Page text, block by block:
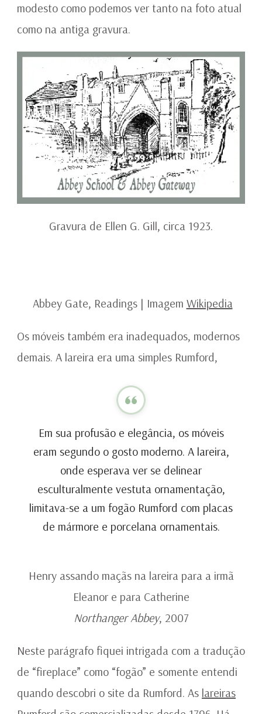
modesto como podemos ver tanto na foto atual
como na antiga gravura.
Gravura de Ellen G. Gill, circa 1923.
Abbey Gate, Readings | Imagem Wikipedia
Os móveis também era inadequados, modernos
demais. A lareira era uma simples Rumford,
Em sua profusão e elegância, os móveis
eram segundo o gosto moderno. A lareira,
onde esperava ver se delinear
esculturalmente vestuta ornamentação,
limitava-se a um fogão Rumford com placas
de mármore e porcelana ornamentais.
Henry assando maçãs na lareira para a irmã
Eleanor e para Catherine
Northanger Abbey, 2007
Neste parágrafo fiquei intrigada com a tradução
de “fireplace” como “fogão” e somente entendi
quando descobri o site da Rumford. As lareiras